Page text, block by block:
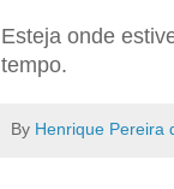
Esteja onde
tempo.
By Henrique Pereira